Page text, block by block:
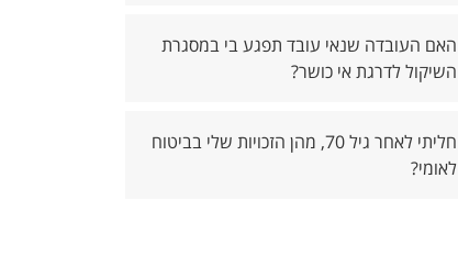
האם העובדה שנאי עובד תפגע בי במסגרת
השיקול לדרגת אי כושר?
חליתי לאחר גיל 70, מהן הזכויות שלי בביטוח
לאומי?